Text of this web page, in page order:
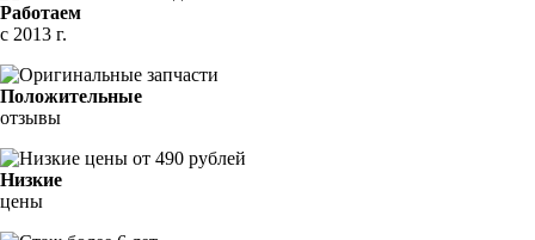
Работаем
с 2013 г.
Положительные
отзывы
Низкие
цены